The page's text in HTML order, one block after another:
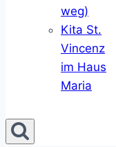
weg)
Kita St.
Vincenz
im Haus
Maria